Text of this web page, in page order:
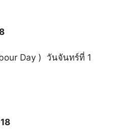
Day ) วันจันทร์ที่ 1